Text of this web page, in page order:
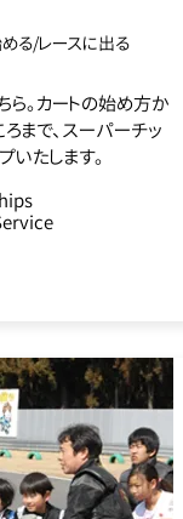
る/レースに出る
ら。カートの始め方か
まで、スーパーチッ
いたします。